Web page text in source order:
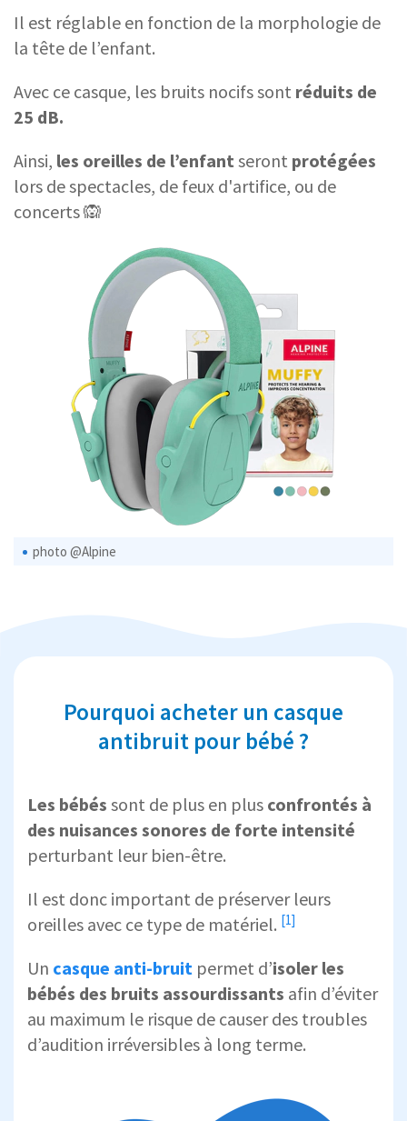
Il est réglable en fonction de la morphologie de
la tête de l’enfant.
Avec ce casque, les bruits nocifs sont réduits de
25 dB.
Ainsi, les oreilles de l’enfant seront protégées
lors de spectacles, de feux d'artifice, ou de
concerts 🙉
photo @Alpine
Pourquoi acheter un casque
antibruit pour bébé ?
Les bébés sont de plus en plus confrontés à
des nuisances sonores de forte intensité
perturbant leur bien-être.
Il est donc important de préserver leurs
oreilles avec ce type de matériel. [1]
Un casque anti-bruit permet d’isoler les
bébés des bruits assourdissants afin d’éviter
au maximum le risque de causer des troubles
d’audition irréversibles à long terme.